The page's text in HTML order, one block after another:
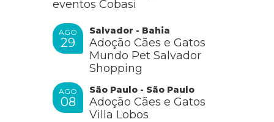
eventos Cobasi
AGO
29
Salvador - Bahia
Adoção Cães e Gatos
Mundo Pet Salvador
Shopping
AGO
08
São Paulo - São Paulo
Adoção Cães e Gatos
Villa Lobos